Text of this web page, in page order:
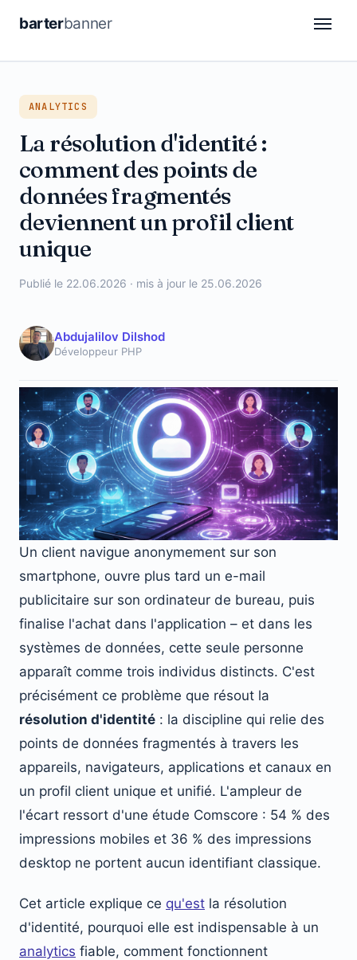
barterbanner
DSP
Attribution
Automation
Retail Media
Analytics
ANALYTICS
La résolution d'identité :
comment des points de
données fragmentés
deviennent un profil client
unique
Publié le 22.06.2026 · mis à jour le 25.06.2026
Abdujalilov Dilshod
Développeur PHP
Un client navigue anonymement sur son
smartphone, ouvre plus tard un e-mail
publicitaire sur son ordinateur de bureau, puis
finalise l'achat dans l'application – et dans les
systèmes de données, cette seule personne
apparaît comme trois individus distincts. C'est
précisément ce problème que résout la
résolution d'identité : la discipline qui relie des
points de données fragmentés à travers les
appareils, navigateurs, applications et canaux en
un profil client unique et unifié. L'ampleur de
l'écart ressort d'une étude Comscore : 54 % des
impressions mobiles et 36 % des impressions
desktop ne portent aucun identifiant classique.
Cet article explique ce qu'est la résolution
d'identité, pourquoi elle est indispensable à un
analytics fiable, comment fonctionnent